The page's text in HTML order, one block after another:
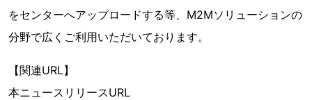
をセンターへアップロードする等、M2Mソリューションの
分野で広くご利用いただいております。
【関連URL】
本ニュースリリースURL